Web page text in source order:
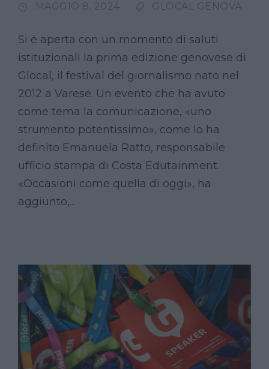
MAGGIO 8, 2024 GLOCAL GENOVA
Si è aperta con un momento di saluti
istituzionali la prima edizione genovese di
Glocal, il festival del giornalismo nato nel
2012 a Varese. Un evento che ha avuto
come tema la comunicazione, «uno
strumento potentissimo», come lo ha
definito Emanuela Ratto, responsabile
ufficio stampa di Costa Edutainment.
«Occasioni come quella di oggi», ha
aggiunto,...